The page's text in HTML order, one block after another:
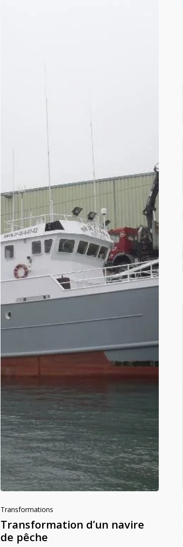
Transformations
Transformation d’un navire
de pêche